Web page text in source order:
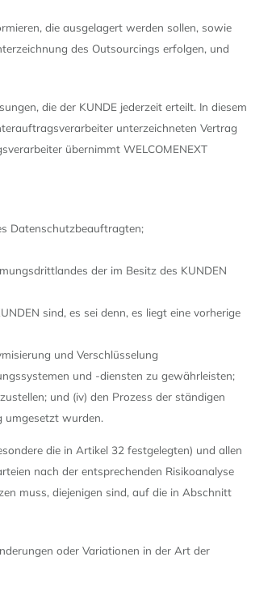
die ausgelagert werden sollen, sowie
des Outsourcings erfolgen, und
die der KUNDE jederzeit erteilt. In diesem
unterzeichneten Vertrag
übernimmt WELCOMENEXT
Datenschutzbeauftragten;
der im Besitz des KUNDEN
sind, es sei denn, es liegt eine vorherige
und Verschlüsselung
und -diensten zu gewährleisten;
und (iv) den Prozess der ständigen
umgesetzt wurden.
die in Artikel 32 festgelegten) und allen
nach der entsprechenden Risikoanalyse
muss, diejenigen sind, auf die in Abschnitt
oder Variationen in der Art der